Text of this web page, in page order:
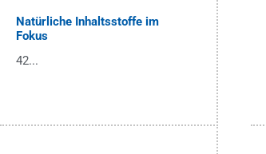
Natürliche Inhaltsstoffe im
Fokus
42...